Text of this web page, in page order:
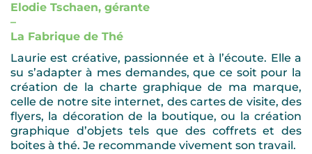
Elodie Tschaen, gérante
–
La Fabrique de Thé
Laurie est créative, passionnée et à l’écoute. Elle a
su s’adapter à mes demandes, que ce soit pour la
création de la charte graphique de ma marque,
celle de notre site internet, des cartes de visite, des
flyers, la décoration de la boutique, ou la création
graphique d’objets tels que des coffrets et des
boites à thé. Je recommande vivement son travail.